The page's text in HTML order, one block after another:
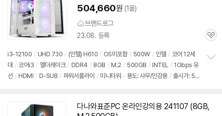
504,660원 (1몰)
브랜드로그
23.08. 등록
관
i3-12100 / UHD 730 / (인텔) H610 / OS미포함 / 500W / 인텔 / 코어 12세
대 / 코어i3 / 엘더레이크 / DDR4 / 8GB / M.2 / 500GB / INTEL / 1Gbps 유
선 / HDMI / D-SUB / 파워서플라이 / 미니타워 / 용도: 사무/인강용 / 출시가: 59,
다나와표준PC 온라인강의용 241107 (8GB,